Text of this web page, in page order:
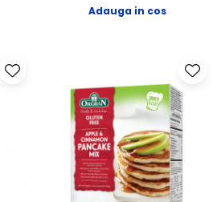
Adauga in cos